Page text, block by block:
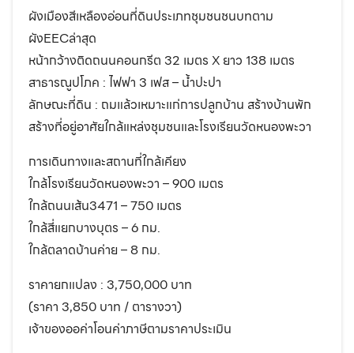
ผังเมืองสีเหลืองอ่อนที่ดินประเภทชุมชนชนบทตาม
ผังEECล่าสุด
หน้ากว้างติดถนนคอนกรีต 32 เมตร X ยาว 138 เมตร
สาธารณูปโภค : ไฟฟา 3 เฟส – น้ำปะปา
ลักษณะที่ดิน : ถมแล้วเหมาะแก่การปลูกบ้าน สร้างบ้านพัก
สร้างที่อยู่อาศัยใกล้แหล่งชุมชนและโรงเรียนวัดหนองพะวา
การเดินทางและสถานที่ใกล้เคียง
ใกล้โรงเรียนวัดหนองพะวา – 900 เมตร
ใกล้ถนนเส้น3471 – 750 เมตร
ใกล้สี่แยกบางบุตร – 6 กม.
ใกล้ตลาดบ้านค่าย – 8 กม.
ราคายกแปลง : 3,750,000 บาท
(ราคา 3,850 บาท / ตารางวา)
เจ้าของออค่าโอนค่าภาษีตามราคาประเมิน